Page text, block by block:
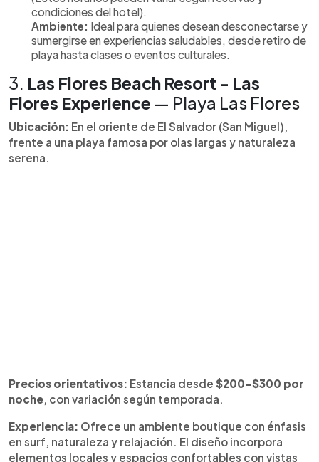
condiciones del hotel).
Ambiente: Ideal para quienes desean desconectarse y
sumergirse en experiencias saludables, desde retiro de
playa hasta clases o eventos culturales.
3. Las Flores Beach Resort - Las
Flores Experience — Playa Las Flores
Ubicación: En el oriente de El Salvador (San Miguel),
frente a una playa famosa por olas largas y naturaleza
serena.
Precios orientativos: Estancia desde $200–$300 por
noche, con variación según temporada.
Experiencia: Ofrece un ambiente boutique con énfasis
en surf, naturaleza y relajación. El diseño incorpora
elementos locales y espacios confortables con vistas